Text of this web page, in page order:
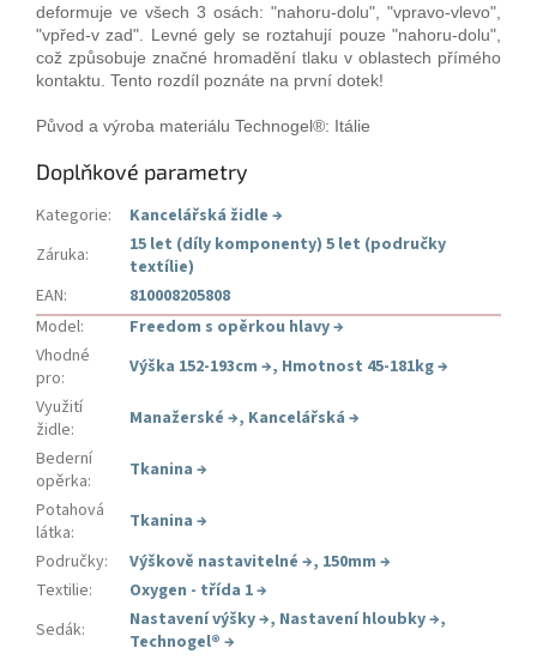
deformuje ve všech 3 osách: "nahoru-dolu", "vpravo-vlevo",
"vpřed-v zad". Levné gely se roztahují pouze "nahoru-dolu",
což způsobuje značné hromadění tlaku v oblastech přímého
kontaktu. Tento rozdíl poznáte na první dotek!
Původ a výroba materiálu Technogel®: Itálie
Doplňkové parametry
Kategorie: Kancelářská židle →
Záruka:
15 let (díly komponenty) 5 let (područky
textílie)
EAN:
810008205808
Model: Freedom s opěrkou hlavy→
Vhodné
pro: Výška 152-193cm →, Hmotnost 45-181kg→
Využití
židle: Manažerské →, Kancelářská →
Bederní
opěrka: Tkanina →
Potahová
látka: Tkanina →
Područky: Výškově nastavitelné →, 150mm →
Textilie: Oxygen - třída 1→
Sedák: Nastavení výšky→, Nastavení hloubky→,
Technogel® →